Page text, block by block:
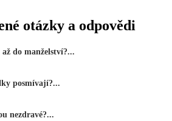
otázky a odpovědi
do manželství?...
posmívají?...
nezdravé?...